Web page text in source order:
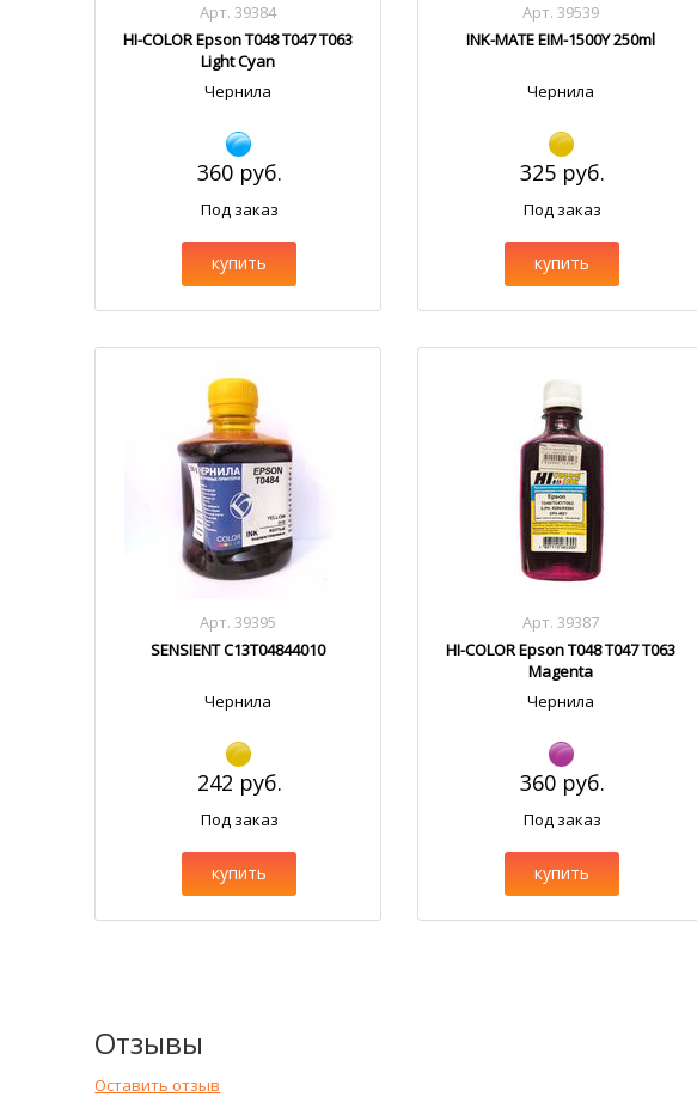
Арт. 39384
HI-COLOR Epson T048 T047 T063
Light Cyan
Чернила
360 руб.
Под заказ
купить
Арт. 39539
INK-MATE EIM-1500Y 250ml
Чернила
325 руб.
Под заказ
купить
Арт. 39395
SENSIENT C13T04844010
Чернила
242 руб.
Под заказ
купить
Арт. 39387
HI-COLOR Epson T048 T047 T063
Magenta
Чернила
360 руб.
Под заказ
купить
Отзывы
Оставить отзыв